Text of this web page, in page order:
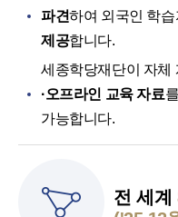
파견하여 외국인 학
제공합니다.
세종학당재단이 자체
·오프라인 교육 자료
가능합니다.
전 세계